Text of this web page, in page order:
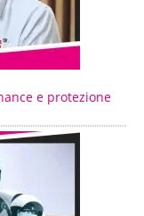
e protezione